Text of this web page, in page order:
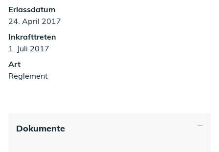
Erlassdatum
24. April 2017
Inkrafttreten
1. Juli 2017
Art
Reglement
Dokumente